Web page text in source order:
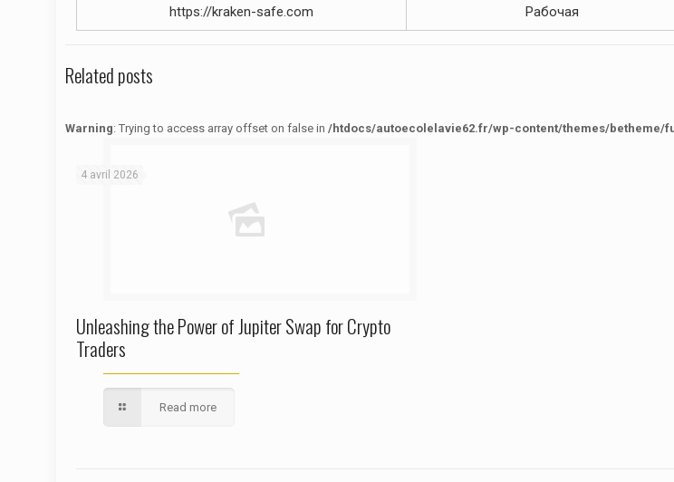
https://kraken-safe.com Рабочая
Related posts
Warning: Trying to access array offset on false in /htdocs/autoecolelavie62.fr/wp-content/themes/betheme/
4 avril 2026
Unleashing the Power of Jupiter Swap for Crypto
Traders
Read more